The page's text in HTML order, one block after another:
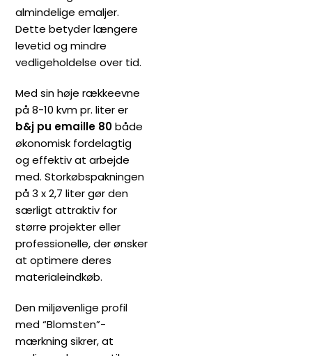
almindelige emaljer.
Dette betyder længere
levetid og mindre
vedligeholdelse over tid.
Med sin høje rækkeevne
på 8-10 kvm pr. liter er
b&j pu emaille 80både
økonomisk fordelagtig
og effektiv at arbejde
med. Storkøbspakningen
på 3 x 2,7 liter gør den
særligt attraktiv for
større projekter eller
professionelle, der ønsker
at optimere deres
materialeindkøb.
Den miljøvenlige profil
med “Blomsten”-
mærkning sikrer, at